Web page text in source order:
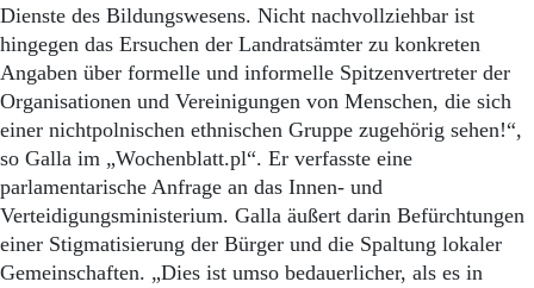
Dienste des Bildungswesens. Nicht nachvollziehbar ist
hingegen das Ersuchen der Landratsämter zu konkreten
Angaben über formelle und informelle Spitzenvertreter der
Organisationen und Vereinigungen von Menschen, die sich
einer nichtpolnischen ethnischen Gruppe zugehörig sehen!“,
so Galla im „Wochenblatt.pl“. Er verfasste eine
parlamentarische Anfrage an das Innen- und
Verteidigungsministerium. Galla äußert darin Befürchtungen
einer Stigmatisierung der Bürger und die Spaltung lokaler
Gemeinschaften. „Dies ist umso bedauerlicher, als es in